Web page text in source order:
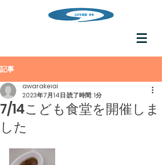
記事
7/14こども食堂を開催しま
した
awarakeiai
2023年7月14日読了時間: 1分